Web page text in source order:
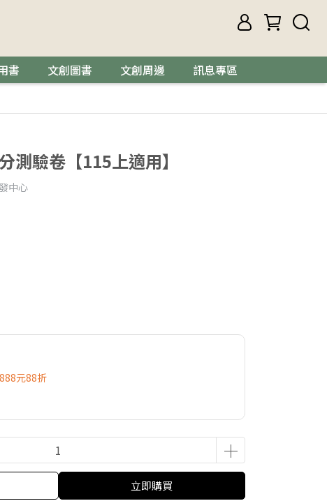
書 文創圖書 文創周邊 訊息專區
測驗卷【115上適用】
中心
元88折
立即購買